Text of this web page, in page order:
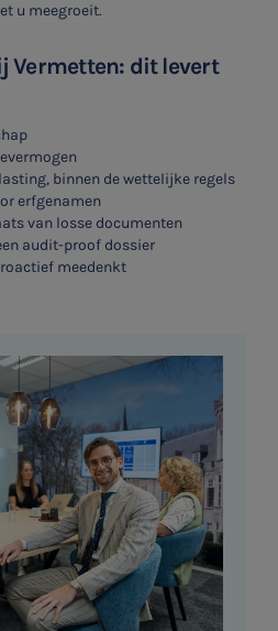
u meegroeit.
Vermetten: dit levert
binnen de wettelijke regels
erfgenamen
van losse documenten
audit-proof dossier
meedenkt